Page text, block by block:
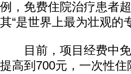
例，免费住院治疗患者
其“是世界上最为壮观的
目前，项目经费中免
提高到700元，一次性